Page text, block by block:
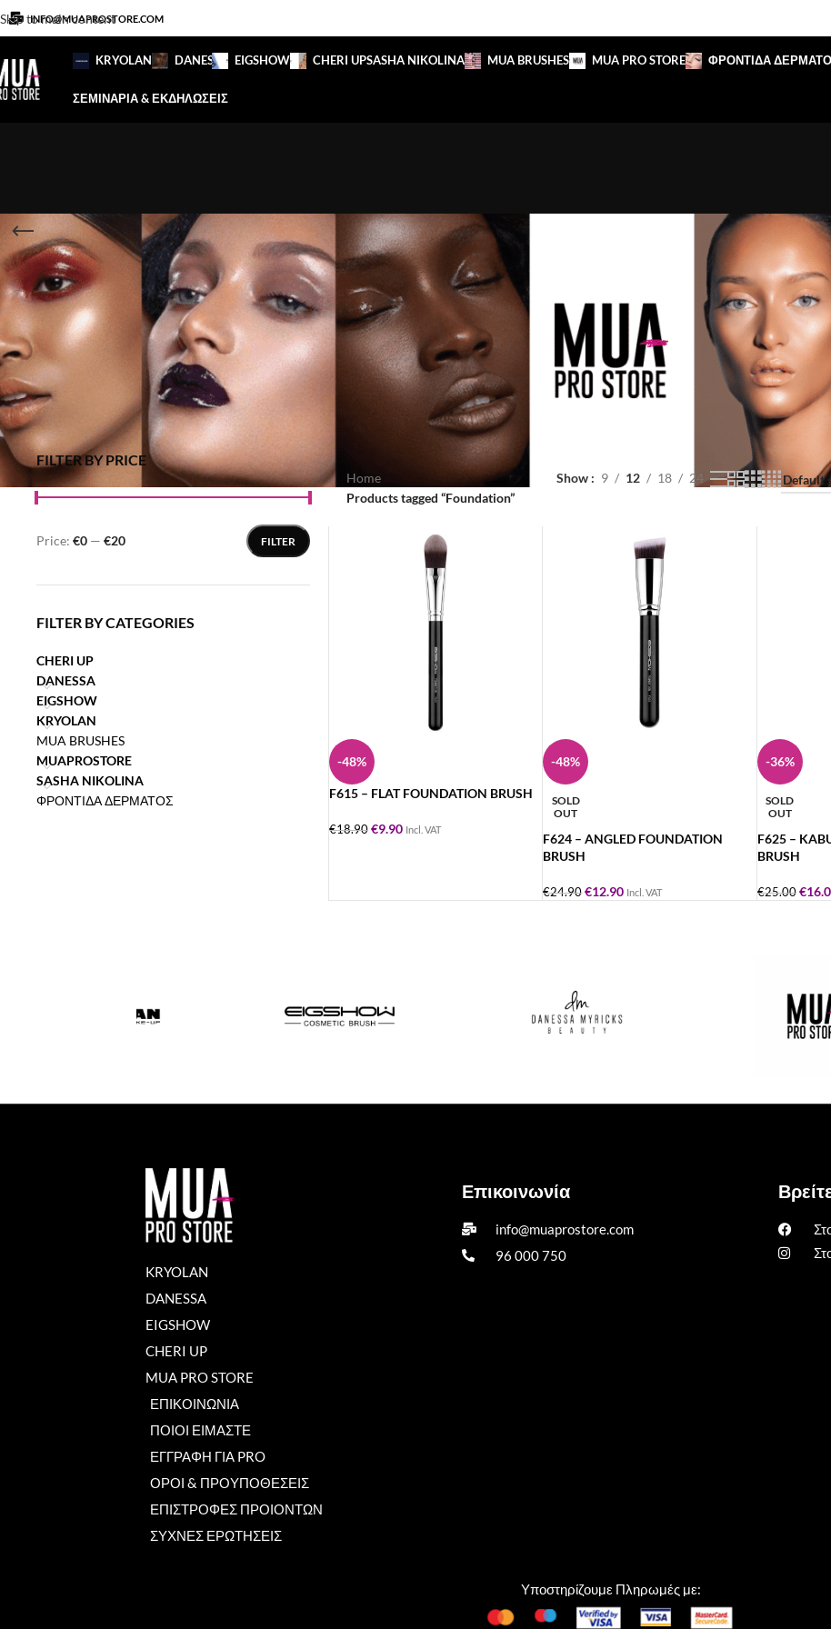
Skip to main content
INFO@MUAPROSTORE.COM
KRYOLAN DANESSA EIGSHOW CHERI UPSASHA NIKOLINA MUA BRUSHES MUA PRO STORE ΦΡΟΝΤΙΔΑ
ΣΕΜΙΝΑΡΙΑ & ΕΚΔΗΛΩΣΕΙΣ
FILTER BY PRICE
FILTER
Price: €0 — €20
FILTER BY CATEGORIES
CHERI UP
DANESSA
EIGSHOW
KRYOLAN
MUA BRUSHES
MUAPROSTORE
SASHA NIKOLINA
ΦΡΟΝΤΙΔΑ ΔΕΡΜΑΤΟΣ
Home/
Products tagged “Foundation”
Show 9 12 18 24
-48%
F615 – FLAT FOUNDATION BRUSH
€18.90 €9.90 Incl. VAT
-48%
SOLD
OUT
F624 – ANGLED FOUNDATION
BRUSH
€24.90 €12.90 Incl. VAT
-36%
SOLD
OUT
F625 –
BRUSH
€25.00 €
KRYOLAN
DANESSA
EIGSHOW
CHERI UP
MUA PRO STORE
ΕΠΙΚΟΙΝΩΝΙΑ
ΠΟΙΟΙ ΕΙΜΑΣΤΕ
ΕΓΓΡΑΦΗ ΓΙΑ PRO
ΟΡΟΙ & ΠΡΟΥΠΟΘΕΣΕΙΣ
ΕΠΙΣΤΡΟΦΕΣ ΠΡΟΙΟΝΤΩΝ
ΣΥΧΝΕΣ ΕΡΩΤΗΣΕΙΣ
Επικοινωνία
info@muaprostore.com
96 000 750
Υποστηρίζουμε Πληρωμές με: